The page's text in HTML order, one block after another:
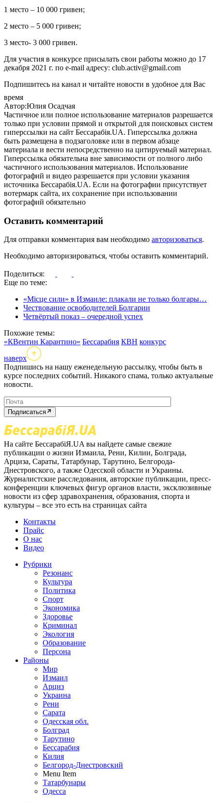
1 место – 10 000 гривен;
2 место – 5 000 гривен;
3 место- 3 000 гривен.
Для участия в конкурсе присылать свои работы можно до 17
декабря 2021 г. по e-mail адресу: club.activ@gmail.com
Подпишитесь на канал и читайте новости в удобное для Вас
время
Автор:Юлия Осадчая
Частичное или полное использование материалов разрешается
только при условии прямой и открытой для поисковых систем
гиперссылки на сайт Бессарабія.UA. Гиперссылка должна
быть размещена в подзаголовке или в первом абзаце
материала и вести непосредственно на цитируемый материал.
Гиперссылка обязательна вне зависимости от полного либо
частичного использования материалов. Использование
фотографий и видео разрешается при условии указания
источника Бессарабія.UA. Если на фотографии присутствует
вотермарк сайта, их сохранение при использовании
фотографий обязательно
Оставить комментарий
Для отправки комментария вам необходимо авторизоваться.
Необходимо авторизироваться, чтобы оставить комментарий.
Поделиться:
Еще по теме:
«Місце сили» в Измаиле: плакали не только болгары…
Чествование освободителей Болгарии
Четвёртый показ – очередной успех
Похожие темы:
«КВентин Карантино» Бессарабия КВН конкурс
наверх
Подпишись на нашу еженедельную рассылку, чтобы быть в
курсе последних событий. Никакого спама, только актуальные
новости.
Подписаться
На сайте БессарабіЯ.UA вы найдете самые свежие
публикации о жизни Измаила, Рени, Килии, Болграда,
Арциза, Сараты, Татарбунар, Тарутино, Белгорода-
Днестровского, а также Одесской области и Украины.
Журналистские расследования, авторские публикации, пресс-
конференции ключевых фигур органов власти, эксклюзивные
новости из сфер здравохранения, образования, спорта и
культуры – все это есть на страницах сайта
Контакты
Прайс
О нас
Видео
Рубрики
Резонанс
Культура
Политика
Спорт
Экономика
Здоровье
Криминал
Экология
Образование
Персона
Районы
Мир
Измаил
Арциз
Украина
Рени
Сарата
Одесская обл.
Болград
Тарутино
Бессарабия
Килия
Белгород-Днестровский
Menu Item
Татарбунары
Одесса